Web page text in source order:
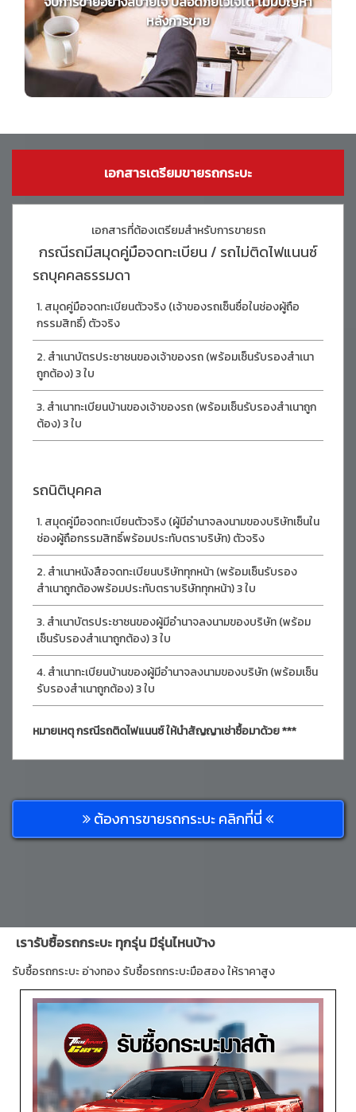
หลังการขาย
เอกสารเตรียมขายรถกระบะ
เอกสารที่ต้องเตรียมสำหรับการขายรถ
กรณีรถมีสมุดคู่มือจดทะเบียน / รถไม่ติดไฟแนนซ์
รถบุคคลธรรมดา
สมุดคู่มือจดทะเบียนตัวจริง (เจ้าของรถเซ็นซื่อในช่องผู้ถือ
กรรมสิทธิ์) ตัวจริง
สำเนาบัตรประชาชนของเจ้าของรถ (พร้อมเซ็นรับรองสำเนา
ถูกต้อง) 3 ใบ
สำเนาทะเบียนบ้านของเจ้าของรถ (พร้อมเซ็นรับรองสำเนาถูก
ต้อง) 3 ใบ
รถนิติบุคคล
สมุดคู่มือจดทะเบียนตัวจริง (ผู้มีอำนาจลงนามของบริษัทเซ็นใน
ช่องผู้ถือกรรมสิทธิ์พร้อมประทับตราบริษัท) ตัวจริง
สำเนาหนังสือจดทะเบียนบริษัททุกหน้า (พร้อมเซ็นรับรอง
สำเนาถูกต้องพร้อมประทับตราบริษัททุกหน้า) 3 ใบ
สำเนาบัตรประชาชนของผู้มีอำนาจลงนามของบริษัท (พร้อม
เซ็นรับรองสำเนาถูกต้อง) 3 ใบ
สำเนาทะเบียนบ้านของผู้มีอำนาจลงนามของบริษัท (พร้อมเซ็น
รับรองสำเนาถูกต้อง) 3 ใบ
หมายเหตุ กรณีรถติดไฟแนนซ์ ให้นำสัญญาเช่าซื้อมาด้วย ***
ต้องการขายรถกระบะ คลิกที่นี่
เรารับซื้อรถกระบะ ทุกรุ่น มีรุ่นไหนบ้าง
รับซื้อรถกระบะ อ่างทอง รับซื้อรถกระบะมือสอง ให้ราคาสูง